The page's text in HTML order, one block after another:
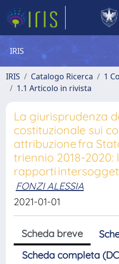
IRIS
IRIS Catalogo Ricerca
1
1.1 Articolo in rivista
La giurisprudenza
costituzionale sui
attribuzione fra
triennio 2018-2020:
rapporti
FONZI ALESSIA
2021-01-01
Scheda breve
Scheda completa